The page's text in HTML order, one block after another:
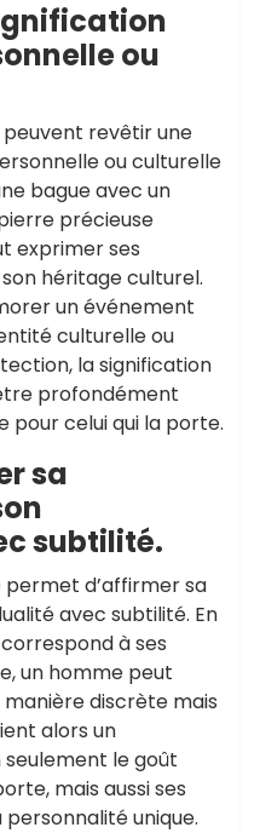
ou
peuvent revêtir une
ou culturelle
bague avec un
précieuse
exprimer ses
héritage culturel.
un événement
culturelle ou
la signification
profondément
pour celui qui la porte.
sa
subtilité.
d’affirmer sa
avec subtilité. En
à ses
un homme peut
discrète mais
alors un
le goût
mais aussi ses
personnalité unique.